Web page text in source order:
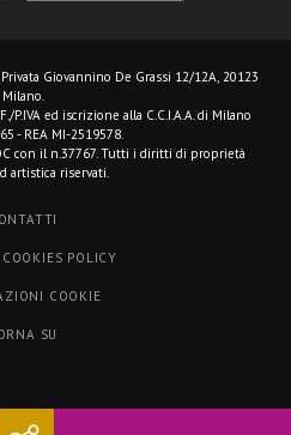
Giovannino De Grassi 12/12A, 20123
Milano.
P.IVA ed iscrizione alla C.C.I.A.A. di Milano
- REA MI-2519578.
con il n.37767. Tutti i diritti di proprietà
artistica riservati.
POLICY
COOKIE
SU